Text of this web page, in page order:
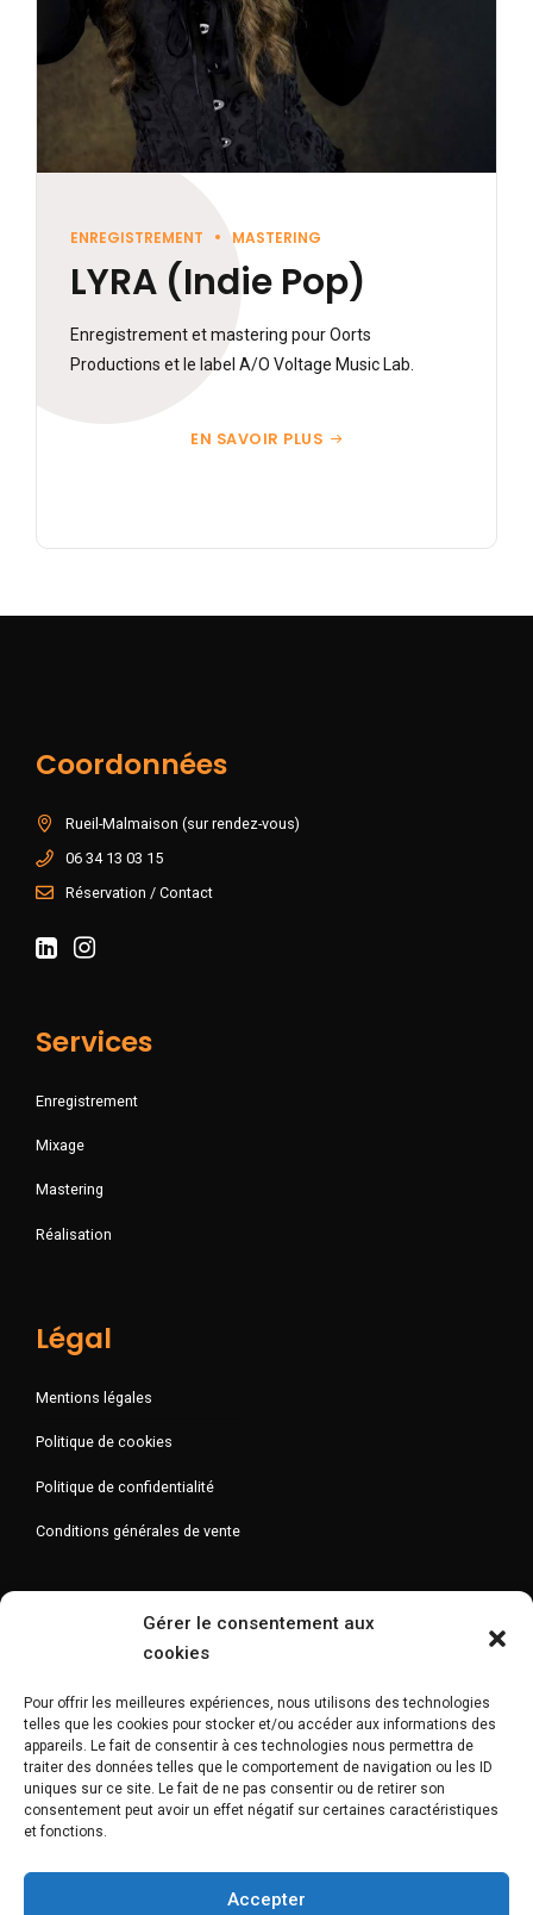
Gérer le consentement aux
cookies
Pour offrir les meilleures expériences, nous utilisons des technologies
telles que les cookies pour stocker et/ou accéder aux informations des
appareils. Le fait de consentir à ces technologies nous permettra de
traiter des données telles que le comportement de navigation ou les ID
uniques sur ce site. Le fait de ne pas consentir ou de retirer son
consentement peut avoir un effet négatif sur certaines caractéristiques
et fonctions.
Accepter
ENREGISTREMENT MASTERING
LYRA (Indie Pop)
Enregistrement et mastering pour Oorts
Productions et le label A/O Voltage Music Lab.
EN SAVOIR PLUS
Coordonnées
Rueil-Malmaison (sur rendez-vous)
06 34 13 03 15
Réservation / Contact
Services
Enregistrement
Mixage
Mastering
Réalisation
Légal
Mentions légales
Politique de cookies
Politique de confidentialité
Conditions générales de vente
Newsletter